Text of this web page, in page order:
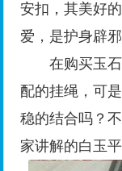
安扣，其美好
爱，是护身辟
在购买玉石
配的挂绳，可
稳的结合吗？
家讲解的白玉